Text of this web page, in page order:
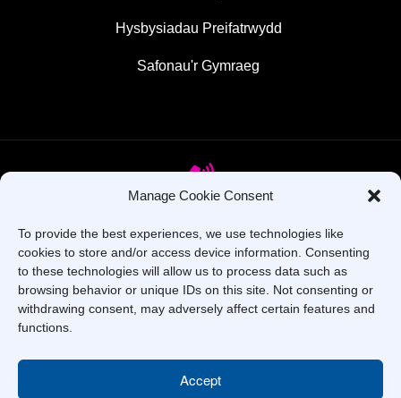
Manage Cookie Consent
To provide the best experiences, we use technologies like
cookies to store and/or access device information. Consenting
to these technologies will allow us to process data such as
browsing behavior or unique IDs on this site. Not consenting or
withdrawing consent, may adversely affect certain features and
functions.
Accept
Hysbysiadau Preifatrwydd
Safonau'r Gymraeg
Oes gennych chi gwestiynau? Ffoniwch ni!
+44 1437 753 000